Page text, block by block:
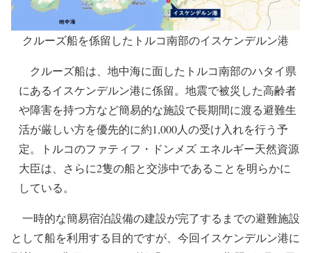
クルーズ船を係留したトルコ南部のイスケンデルン港
クルーズ船は、地中海に面したトルコ南部のハタイ県
にあるイスケンデルン港に係留。地震で被災した高齢者
活が厳しい方を優先的に約1,000人の受け入れを行う予
定。トルコのファティフ・ドンメズ エネルギー天然資源